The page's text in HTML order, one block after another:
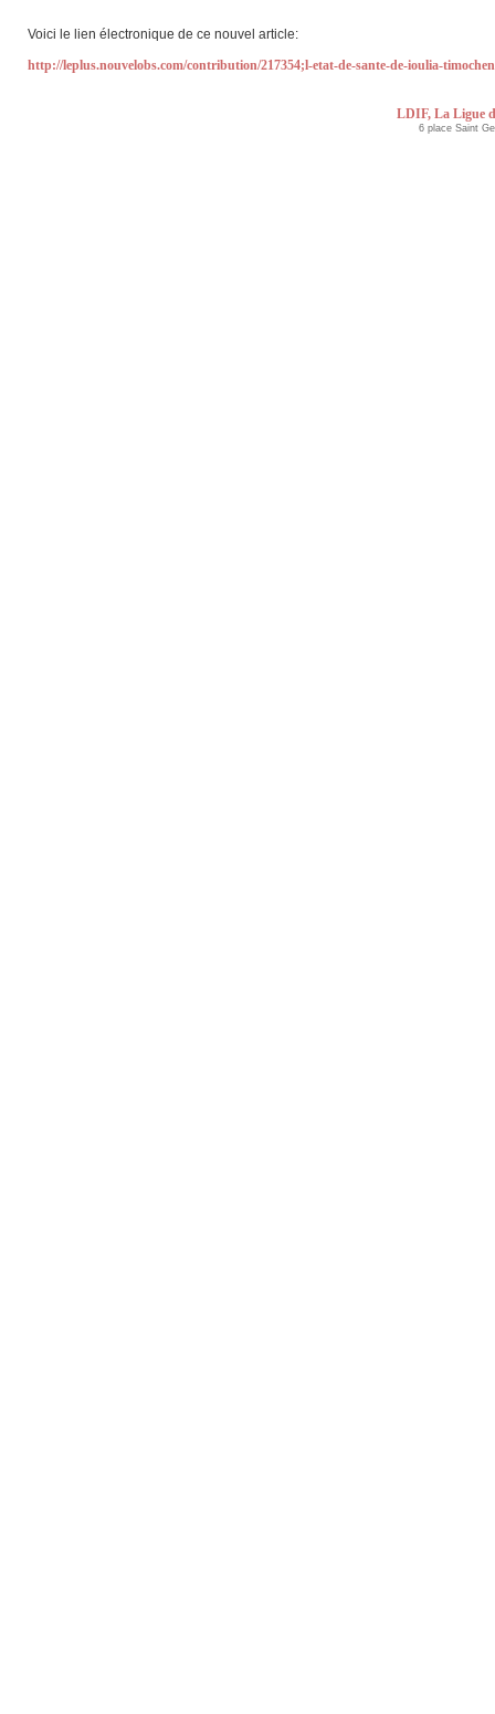
Voici le lien électronique de ce nouvel article:
http://leplus.nouvelobs.com/contribution/217354;l-etat-de-sante-de-ioulia-
LDIF, La Ligue
6 place Saint